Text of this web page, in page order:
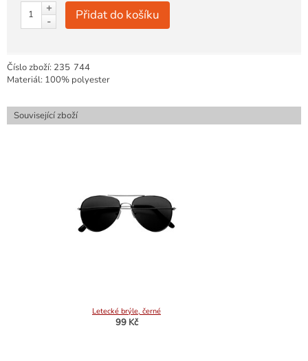
+
-
Přidat do košíku
Číslo zboží: 235 744
Materiál: 100% polyester
Související zboží
Letecké brýle, černé
99 Kč